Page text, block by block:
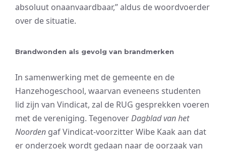
absoluut onaanvaardbaar,” aldus de woordvoerder
over de situatie.
Brandwonden als gevolg van brandmerken
In samenwerking met de gemeente en de
Hanzehogeschool, waarvan eveneens studenten
lid zijn van Vindicat, zal de RUG gesprekken voeren
met de vereniging. TegenoverDagblad van het
Noorden gaf Vindicat-voorzitter Wibe Kaak aan dat
er onderzoek wordt gedaan naar de oorzaak van